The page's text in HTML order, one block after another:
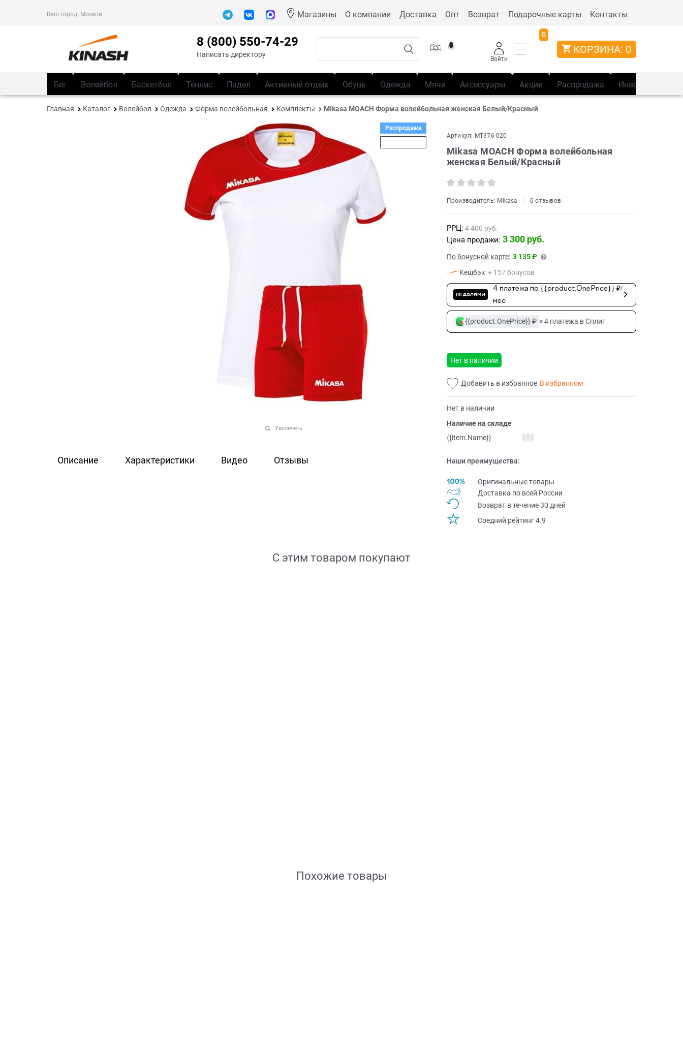
Ваш город: Москва Магазины О компании Доставка Опт Возврат Подарочные карты Контакты
8 (800) 550-74-29
Написать директору
Войти
0
КОРЗИНА: 0
Бег Волейбол Баскетбол Теннис Падел Активный отдых Обувь Одежда Мячи Аксессуары Акции Распродажа Инвентарь
Главная Каталог Волейбол Одежда Форма волейбольная Комплекты Mikasa MOACH Форма волейбольная женская Белый/Красный
Распродажа
Увеличить
Описание Характеристики Видео Отзывы
Артикул: MT376-020
Mikasa MOACH Форма волейбольная
женская Белый/Красный
Производитель: Mikasa 0 отзывов
РРЦ: 4 400 руб.
Цена продажи: 3 300 руб.
По бонусной карте: 3 135 ₽
Кешбэк:+ 157 бонусов
4 платежа по {{product.OnePrice}} ₽/
мес
{{product.OnePrice}} ₽ × 4 платежа в Сплит
Нет в наличии
Добавить в избранное В избранном
Нет в наличии
Наличие на складе
{{item.Name}}
Наши преимущества:
Оригинальные товары
Доставка по всей Pоссии
Возврат в течение 30 дней
Средний рейтинг 4.9
С этим товаром покупают
Похожие товары